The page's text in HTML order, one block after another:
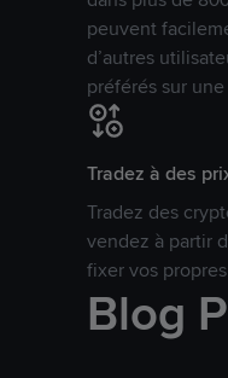
peuvent
d’autres
préférés sur
Tradez à des
Tradez des
vendez à partir
fixer vos
Blog